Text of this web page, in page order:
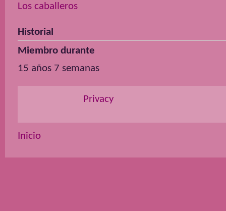
Los caballeros
Historial
Miembro durante
15 años 7 semanas
Privacy
Inicio